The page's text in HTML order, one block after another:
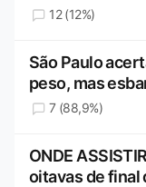
12 (12%)
São Paulo
peso, mas
7 (88,9%)
ONDE
oitavas de final